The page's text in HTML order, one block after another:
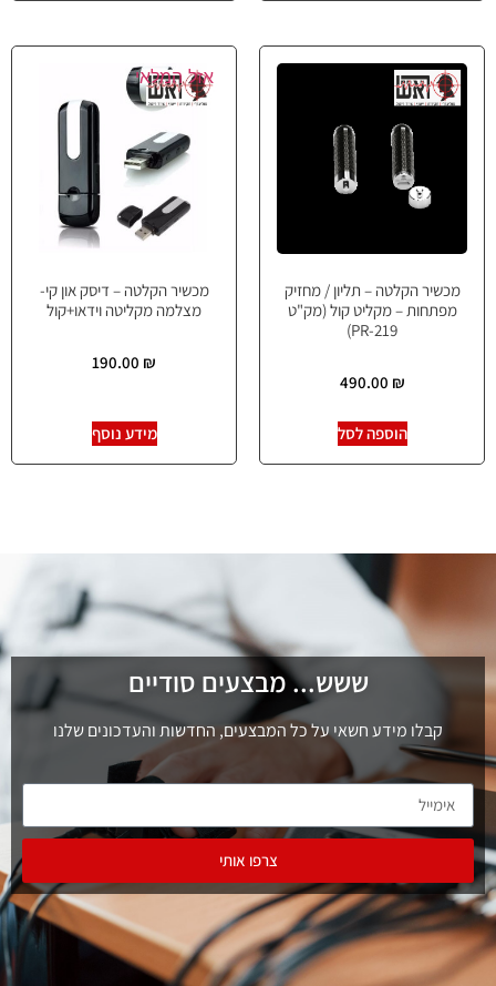
מכשיר הקלטה – תליון / מחזיק
מפתחות – מקליט קול (מק"ט
PR-219)
490.00 ₪
הוספה לסל
אזל המלאי
מכשיר הקלטה – דיסק און קי-
מצלמה מקליטה וידאו+קול
190.00 ₪
מידע נוסף
ששש... מבצעים סודיים
קבלו מידע חשאי על כל המבצעים, החדשות והעדכונים שלנו
צרפו אותי